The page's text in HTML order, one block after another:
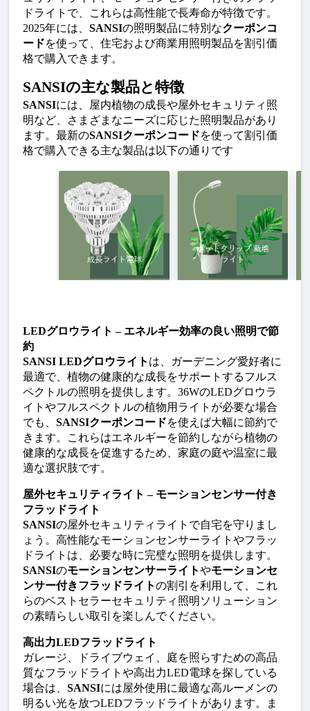
ドライトで、これらは高性能で長寿命が特徴です。
2025年には、 SANSIの照明製品に特別なクーポンコ
ードを使って、住宅および商業用照明製品を割引価
格で購入できます。
SANSIの主な製品と特徴
SANSIには、屋内植物の成長や屋外セキュリティ照
明など、さまざまなニーズに応じた照明製品があり
ます。最新のSANSIクーポンコードを使って割引価
格で購入できる主な製品は以下の通りです
LEDグロウライト – エネルギー効率の良い照明で節
約
SANSI LEDグロウライト は、ガーデニング愛好者に
最適で、植物の健康的な成長をサポートするフルス
ペクトルの照明を提供します。36WのLEDグロウラ
イトやフルスペクトルの植物用ライトが必要な場合
でも、 SANSIクーポンコードを使えば大幅に節約で
きます。これらはエネルギーを節約しながら植物の
健康的な成長を促進するため、家庭の庭や温室に最
適な選択肢です。
屋外セキュリティライト – モーションセンサー付き
フラッドライト
SANSIの屋外セキュリティライトで自宅を守りまし
ょう。高性能なモーションセンサーライトやフラッ
ドライトは、必要な時に完璧な照明を提供します。
SANSIのモーションセンサーライトやモーションセ
ンサー付きフラッドライトの割引を利用して、これ
らのベストセラーセキュリティ照明ソリューション
の素晴らしい取引を楽しんでください。
高出力LEDフラッドライト
ガレージ、ドライブウェイ、庭を照らすための高品
質なフラッドライトや高出力LED電球を探している
場合は、 SANSIには屋外使用に最適な高ルーメンの
明るい光を放つLEDフラッドライトがあります。ま